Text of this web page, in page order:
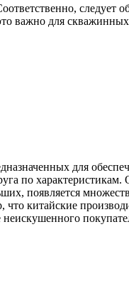
следует
важно для
для
по характеристикам.
появляется
китайские